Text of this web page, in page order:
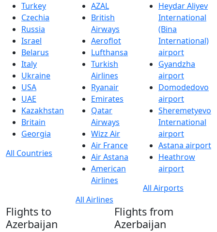
Turkey
Czechia
Russia
Israel
Belarus
Italy
Ukraine
USA
UAE
Kazakhstan
Britain
Georgia
All Countries
AZAL
British
Airways
Aeroflot
Lufthansa
Turkish
Airlines
Ryanair
Emirates
Qatar
Airways
Wizz Air
Air France
Air Astana
American
Airlines
All Airlines
Heydar Aliyev
International
(Bina
International)
airport
Gyandzha
airport
Domodedovo
airport
Sheremetyevo
International
airport
Astana airport
Heathrow
airport
All Airports
Flights to
Azerbaijan
Flights from
Azerbaijan